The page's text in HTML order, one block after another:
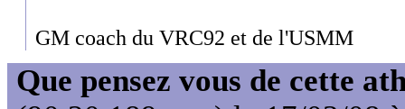
GM coach du VRC92 et de l'USMM
Que pensez vous de cette